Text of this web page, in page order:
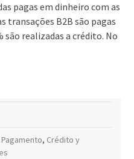
pagas em dinheiro com as
transações B2B são pagas
realizadas a crédito. No
, Crédito y